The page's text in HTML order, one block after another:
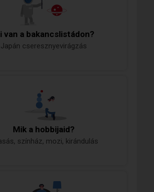
van a bakancslistádon?
Japán cseresznyevirágzás
Mik a hobbijaid?
színház, mozi, kirándulás